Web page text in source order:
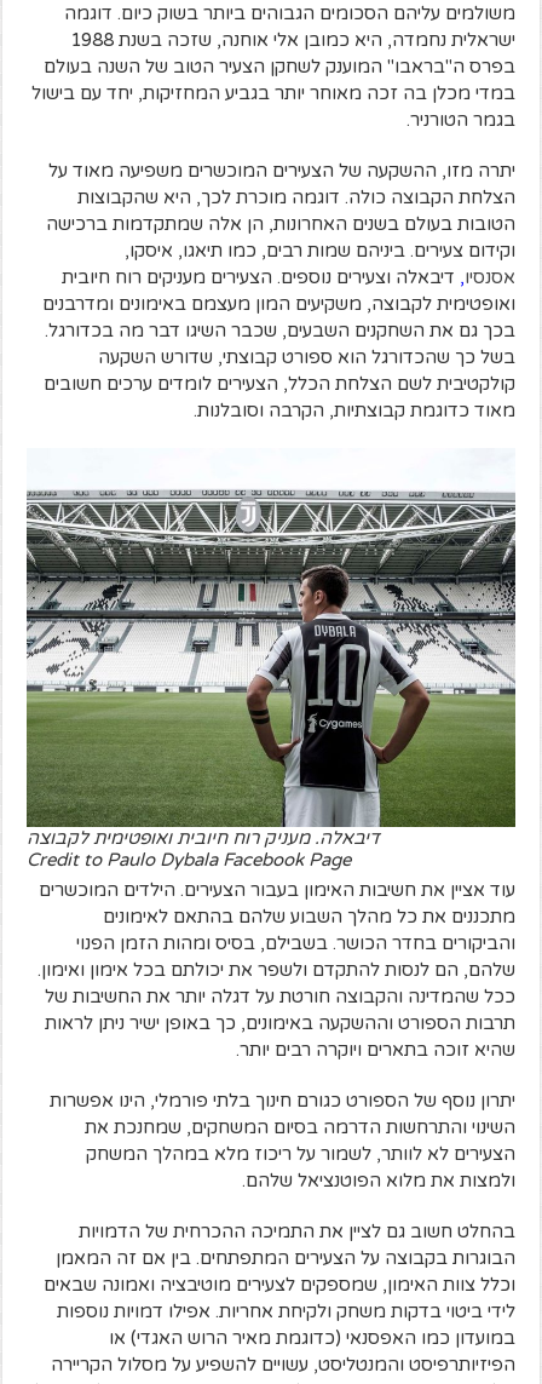
משולמים עליהם הסכומים הגבוהים ביותר בשוק כיום. דוגמה
ישראלית נחמדה, היא כמובן אלי אוחנה, שזכה בשנת 1988
בפרס ה"בראבו" המוענק לשחקן הצעיר הטוב של השנה בעולם
במדי מכלן בה זכה מאוחר יותר בגביע המחזיקות, יחד עם בישול
בגמר הטורניר.
יתרה מזו, ההשקעה של הצעירים המוכשרים משפיעה מאוד על
הצלחת הקבוצה כולה. דוגמה מוכרת לכך, היא שהקבוצות
הטובות בעולם בשנים האחרונות, הן אלה שמתקדמות ברכישה
וקידום צעירים. ביניהם שמות רבים, כמו תיאגו, איסקו,
אסנסיו, דיבאלה וצעירים נוספים. הצעירים מעניקים רוח חיובית
ואופטימית לקבוצה, משקיעים המון מעצמם באימונים ומדרבנים
בכך גם את השחקנים השבעים, שכבר השיגו דבר מה בכדורגל.
בשל כך שהכדורגל הוא ספורט קבוצתי, שדורש השקעה
קולקטיבית לשם הצלחת הכלל, הצעירים לומדים ערכים חשובים
מאוד כדוגמת קבוצתיות, הקרבה וסובלנות.
דיבאלה. מעניק רוח חיובית ואופטימית לקבוצה
Credit to Paulo Dybala Facebook Page
עוד אציין את חשיבות האימון בעבור הצעירים. הילדים המוכשרים
מתכננים את כל מהלך השבוע שלהם בהתאם לאימונים
והביקורים בחדר הכושר. בשבילם, בסיס ומהות הזמן הפנוי
שלהם, הם לנסות להתקדם ולשפר את יכולתם בכל אימון ואימון.
ככל שהמדינה והקבוצה חורטת על דגלה יותר את החשיבות של
תרבות הספורט וההשקעה באימונים, כך באופן ישיר ניתן לראות
שהיא זוכה בתארים ויוקרה רבים יותר.
יתרון נוסף של הספורט כגורם חינוך בלתי פורמלי, הינו אפשרות
השינוי והתרחשות הדרמה בסיום המשחקים, שמחנכת את
הצעירים לא לוותר, לשמור על ריכוז מלא במהלך המשחק
ולמצות את מלוא הפוטנציאל שלהם.
בהחלט חשוב גם לציין את התמיכה ההכרחית של הדמויות
הבוגרות בקבוצה על הצעירים המתפתחים. בין אם זה המאמן
וכלל צוות האימון, שמספקים לצעירים מוטיבציה ואמונה שבאים
לידי ביטוי בדקות משחק ולקיחת אחריות. אפילו דמויות נוספות
במועדון כמו האפסנאי (כדוגמת מאיר הרוש האגדי) או
הפיזיותרפיסט והמנטליסט, עשויים להשפיע על מסלול הקריירה